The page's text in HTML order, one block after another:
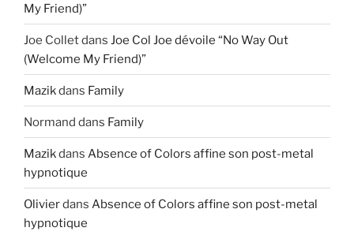
My Friend)”
Joe Colletdans Joe Col Joe dévoile “No Way Out
(Welcome My Friend)”
Mazikdans Family
Normand dans Family
Mazikdans Absence of Colors affine son post-metal
hypnotique
Olivierdans Absence of Colors affine son post-metal
hypnotique